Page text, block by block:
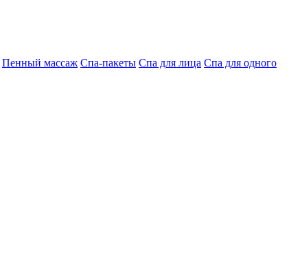
Пенный массаж Спа-пакеты Спа для лица Спа для одного